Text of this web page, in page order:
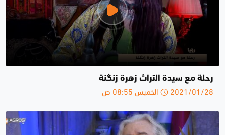
رحلة مع سيدة التراث زهرة زنگنة
2021/01/28 الخميس 08:55 ص